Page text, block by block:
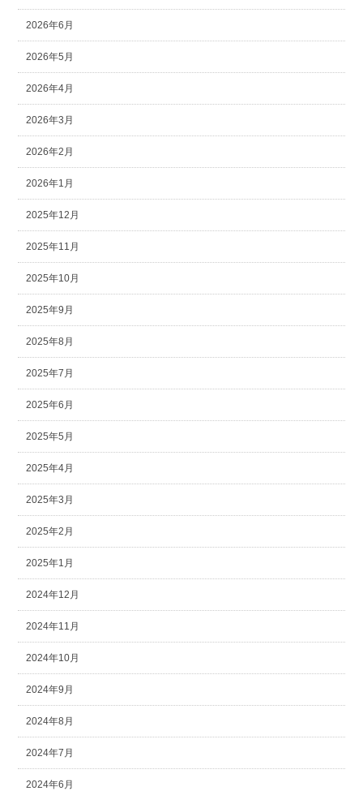
2026年6月
2026年5月
2026年4月
2026年3月
2026年2月
2026年1月
2025年12月
2025年11月
2025年10月
2025年9月
2025年8月
2025年7月
2025年6月
2025年5月
2025年4月
2025年3月
2025年2月
2025年1月
2024年12月
2024年11月
2024年10月
2024年9月
2024年8月
2024年7月
2024年6月